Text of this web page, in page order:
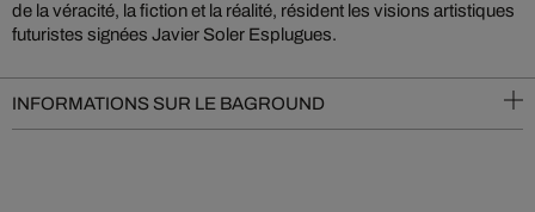
de la véracité, la fiction et la réalité, résident les visions artistiques
futuristes signées Javier Soler Esplugues.
INFORMATIONS SUR LE BAGROUND